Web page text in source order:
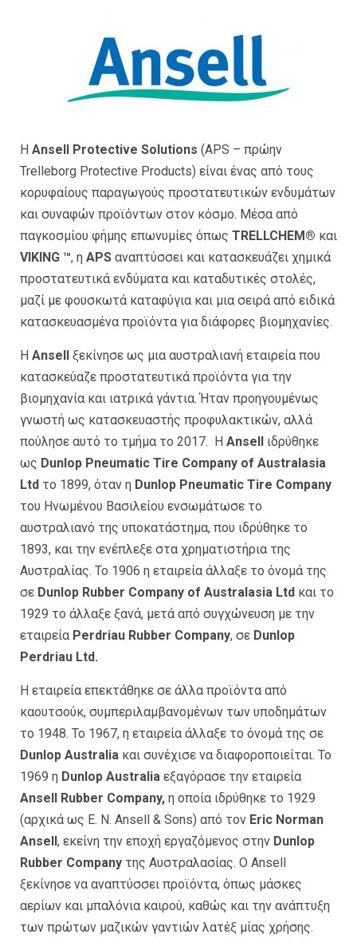
Η Ansell Protective Solutions (APS – πρώην
Trelleborg Protective Products) είναι ένας από τους
κορυφαίους παραγωγούς προστατευτικών ενδυμάτων
και συναφών προϊόντων στον κόσμο. Μέσα από
παγκοσμίου φήμης επωνυμίες όπως TRELLCHEM® και
VIKING ™, η APS αναπτύσσει και κατασκευάζει χημικά
προστατευτικά ενδύματα και καταδυτικές στολές,
μαζί με φουσκωτά καταφύγια και μια σειρά από ειδικά
κατασκευασμένα προϊόντα για διάφορες βιομηχανίες.
Η Ansell ξεκίνησε ως μια αυστραλιανή εταιρεία που
κατασκεύαζε προστατευτικά προϊόντα για την
βιομηχανία και ιατρικά γάντια. Ήταν προηγουμένως
γνωστή ως κατασκευαστής προφυλακτικών, αλλά
πούλησε αυτό το τμήμα το 2017. Η Ansell ιδρύθηκε
ως Dunlop Pneumatic Tire Company of Australasia
Ltd το 1899, όταν η Dunlop Pneumatic Tire Company
του Ηνωμένου Βασιλείου ενσωμάτωσε το
αυστραλιανό της υποκατάστημα, που ιδρύθηκε το
1893, και την ενέπλεξε στα χρηματιστήρια της
Αυστραλίας. Το 1906 η εταιρεία άλλαξε το όνομά της
σε Dunlop Rubber Company of Australasia Ltd και το
1929 το άλλαξε ξανά, μετά από συγχώνευση με την
εταιρεία Perdriau Rubber Company, σε Dunlop
Perdriau Ltd.
Η εταιρεία επεκτάθηκε σε άλλα προϊόντα από
καουτσούκ, συμπεριλαμβανομένων των υποδημάτων
το 1948. Το 1967, η εταιρεία άλλαξε το όνομά της σε
Dunlop Australia και συνέχισε να διαφοροποιείται. Το
1969 η Dunlop Australia εξαγόρασε την εταιρεία
Ansell Rubber Company, η οποία ιδρύθηκε το 1929
(αρχικά ως E. N. Ansell & Sons) από τον Eric Norman
Ansell, εκείνη την εποχή εργαζόμενος στην Dunlop
Rubber Company της Αυστραλασίας. Ο Ansell
ξεκίνησε να αναπτύσσει προϊόντα, όπως μάσκες
αερίων και μπαλόνια καιρού, καθώς και την ανάπτυξη
των πρώτων μαζικών γαντιών λατέξ μίας χρήσης.